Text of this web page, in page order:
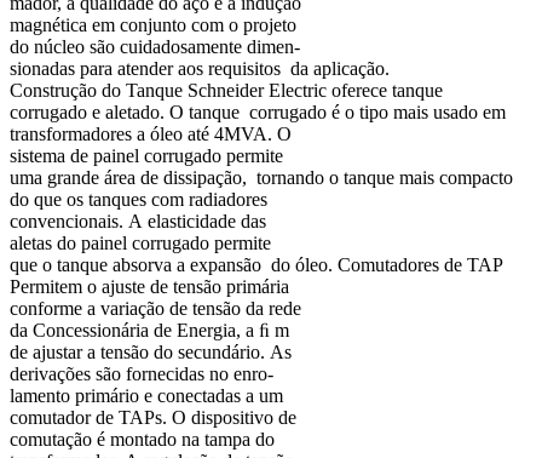
magnética em conjunto com o projeto
do núcleo são cuidadosamente dimen-
sionadas para atender aos requisitos da aplicação.
Construção do Tanque Schneider Electric oferece tanque
corrugado e aletado. O tanque corrugado é o tipo mais usado em
transformadores a óleo até 4MVA. O
sistema de painel corrugado permite
uma grande área de dissipação, tornando o tanque mais compacto
do que os tanques com radiadores
convencionais. A elasticidade das
aletas do painel corrugado permite
que o tanque absorva a expansão do óleo. Comutadores de TAP
Permitem o ajuste de tensão primária
conforme a variação de tensão da rede
da Concessionária de Energia, a ﬁ m
de ajustar a tensão do secundário. As
derivações são fornecidas no enro-
lamento primário e conectadas a um
comutador de TAPs. O dispositivo de
comutação é montado na tampa do